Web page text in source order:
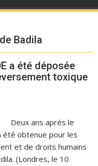
Badila
a été déposée
toxique
Deux ans après le
été obtenue pour les
et de droits humains
(Londres, le 10